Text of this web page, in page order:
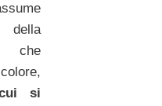
della
che
si